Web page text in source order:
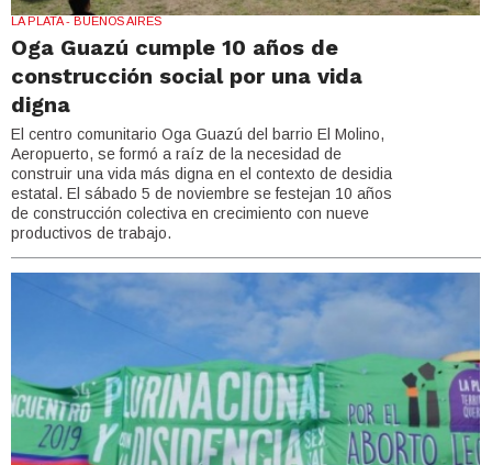
LA PLATA - BUENOS AIRES
Oga Guazú cumple 10 años de
construcción social por una vida
digna
El centro comunitario Oga Guazú del barrio El Molino,
Aeropuerto, se formó a raíz de la necesidad de
construir una vida más digna en el contexto de desidia
estatal. El sábado 5 de noviembre se festejan 10 años
de construcción colectiva en crecimiento con nueve
productivos de trabajo.